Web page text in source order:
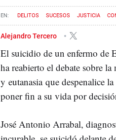
DELITOS SUCESOS JUSTICIA
Alejandro Tercero
El suicidio de un enfermo de
ha reabierto el debate sobre
y eutanasia que despenalice
poner fin a su vida por
José Antonio Arrabal,